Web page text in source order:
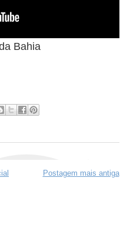
Bahia
Postagem mais antiga